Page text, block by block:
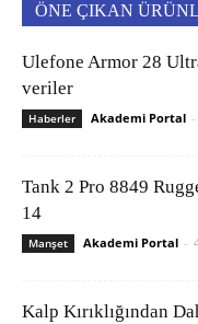
ÖNE ÇIKAN
Ulefone Armor 28
veriler
Haberler Akademi Portal -
Tank 2 Pro 8849
14
Manşet Akademi Portal -
Kalp Kırıklığından